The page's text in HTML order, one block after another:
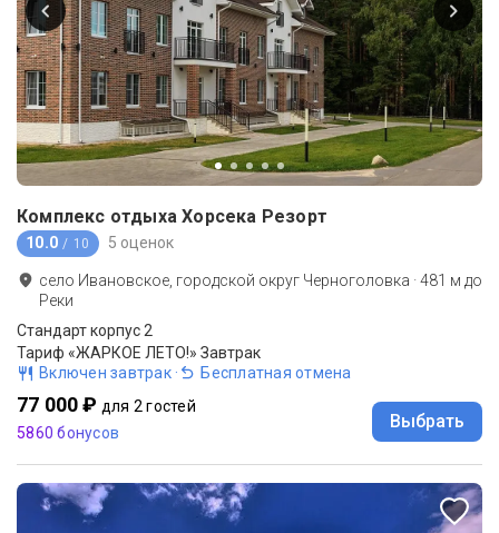
Комплекс отдыха Хорсека Резорт
10.0 / 10 5 оценок
село Ивановское, городской округ Черноголовка ·481 м до
Реки
Стандарт корпус 2
Тариф «ЖАРКОЕ ЛЕТО!» Завтрак
Включен завтрак· Бесплатная отмена
77 000 ₽ для 2 гостей
5860 бонусов
Выбрать